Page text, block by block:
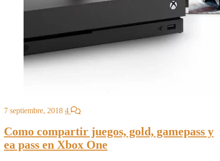
7 septiembre, 2018 4
Como compartir juegos, gold, gamepass y
ea pass en Xbox One